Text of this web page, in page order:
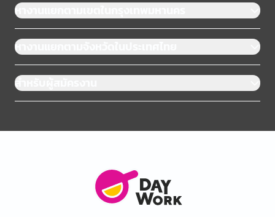
หางานแยกตามเขตในกรุงเทพมหานคร
หางานแยกตามจังหวัดในประเทศไทย
สำหรับผู้สมัครงาน